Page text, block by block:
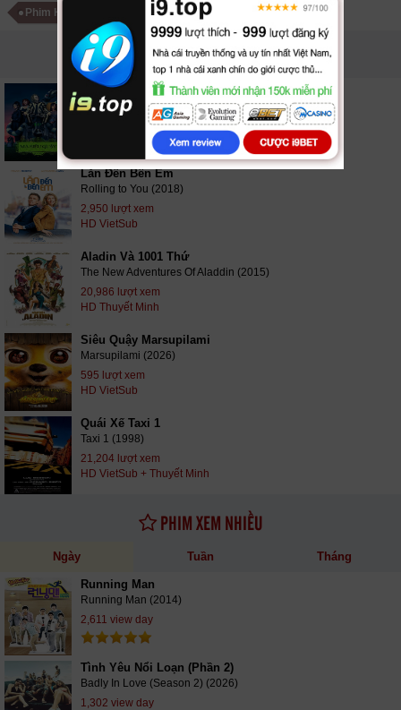
Phim Hành Động Pháp
PHIM LIÊN QUAN
Ma Siêu Quậy
Beetlejuice Beetlejuice (2024)
Lăn Đến Bên Em
Rolling to You (2018)
2,950 lượt xem
HD VietSub
Aladin Và 1001 Thứ
The New Adventures Of Aladdin (2015)
20,986 lượt xem
HD Thuyết Minh
Siêu Quậy Marsupilami
Marsupilami (2026)
595 lượt xem
HD VietSub
Quái Xế Taxi 1
Taxi 1 (1998)
21,204 lượt xem
HD VietSub + Thuyết Minh
PHIM XEM NHIỀU
Ngày Tuần Tháng
Running Man
Running Man (2014)
2,611 view day
Tình Yêu Nổi Loạn (Phần 2)
Badly In Love (Season 2) (2026)
1,302 view day